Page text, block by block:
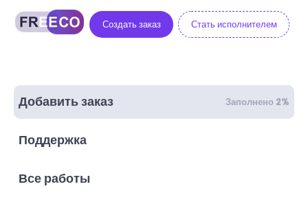
Создать заказ Стать исполнителем
Добавить заказ Заполнено 2%
Поддержка
Все работы